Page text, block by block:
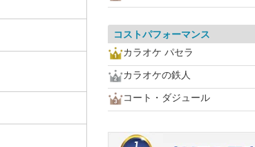
コストパフォーマンス
カラオケ パセラ
カラオケの鉄人
コート・ダジュール